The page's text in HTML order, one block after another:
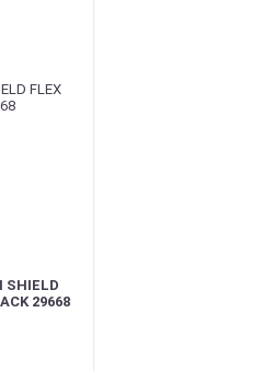
SHIELD
29668